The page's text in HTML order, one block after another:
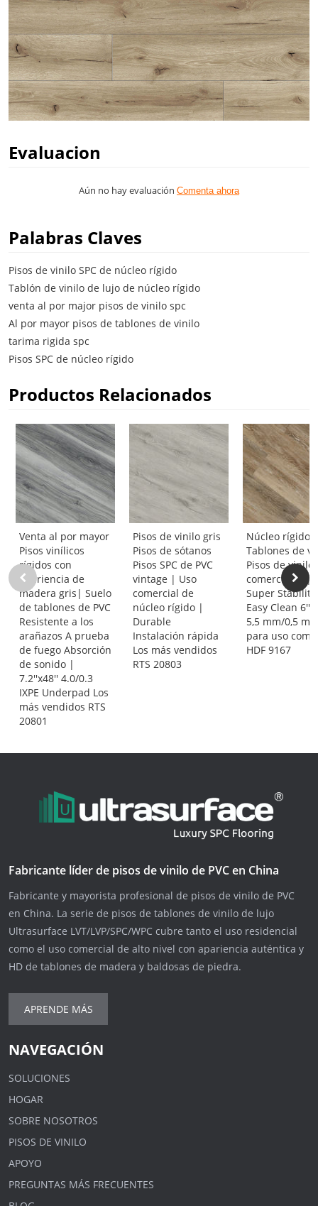
Evaluacion
Aún no hay evaluación Comenta ahora
Palabras Claves
Pisos de vinilo SPC de núcleo rígido
Tablón de vinilo de lujo de núcleo rígido
venta al por major pisos de vinilo spc
Al por mayor pisos de tablones de vinilo
tarima rigida spc
Pisos SPC de núcleo rígido
Productos Relacionados
Venta al por mayor
Pisos vinílicos
rígidos con
apariencia de
madera gris| Suelo
de tablones de PVC
Resistente a los
arañazos A prueba
de fuego Absorción
de sonido |
7.2''x48'' 4.0/0.3
IXPE Underpad Los
más vendidos RTS
20801
Pisos de vinilo gris
Pisos de sótanos
Pisos SPC de PVC
vintage | Uso
comercial de
núcleo rígido |
Durable
Instalación rápida
Los más vendidos
RTS 20803
Núcleo rígido
Tablones de
Pisos de vinilo
comerciales |
Super Stability
Easy Clean
5,5 mm/0,5
para uso
HDF 9167
Fabricante líder de pisos de vinilo de PVC en China
Fabricante y mayorista profesional de pisos de vinilo de PVC
en China. La serie de pisos de tablones de vinilo de lujo
Ultrasurface LVT/LVP/SPC/WPC cubre tanto el uso residencial
como el uso comercial de alto nivel con apariencia auténtica y
HD de tablones de madera y baldosas de piedra.
APRENDE MÁS
NAVEGACIÓN
SOLUCIONES
HOGAR
SOBRE NOSOTROS
PISOS DE VINILO
APOYO
PREGUNTAS MÁS FRECUENTES